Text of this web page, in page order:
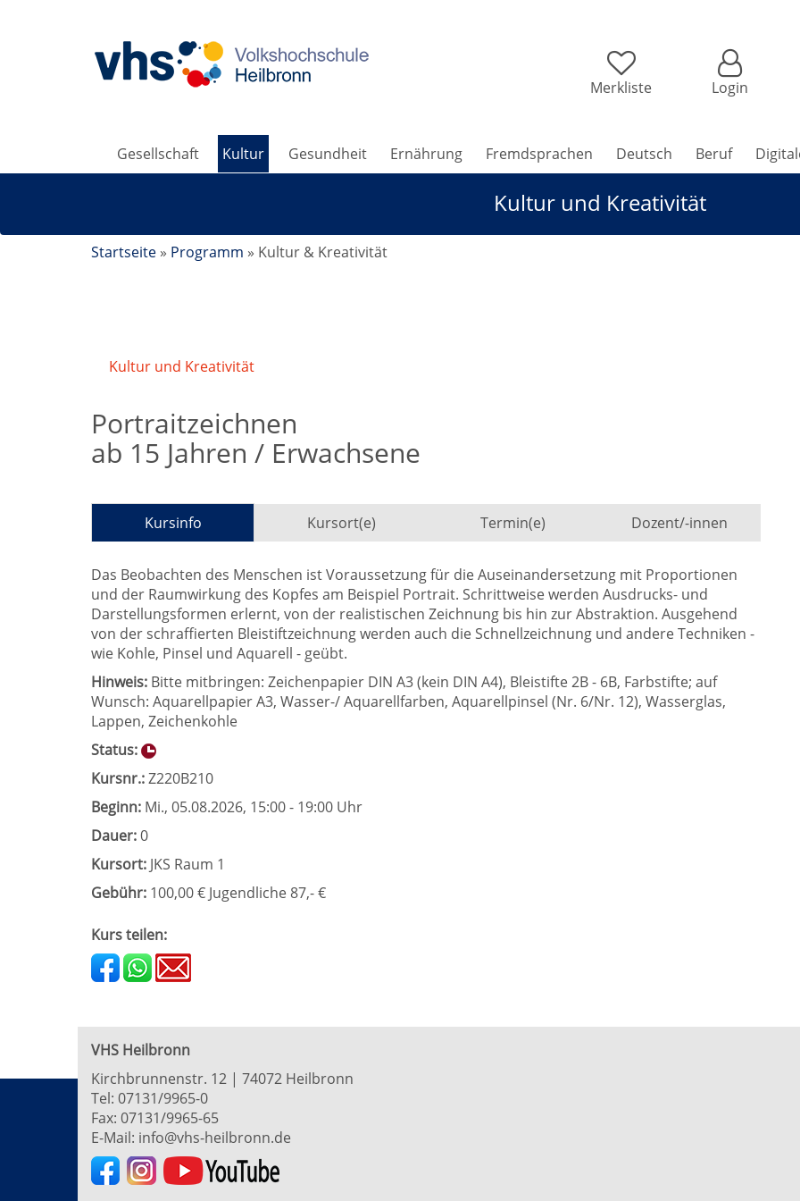
Merkliste Login
Gesellschaft Kultur Gesundheit Ernährung Fremdsprachen Deutsch Beruf
Kultur und Kreativität
Startseite » Programm » Kultur & Kreativität
Kultur und Kreativität
Portraitzeichnen
ab 15 Jahren / Erwachsene
Kursinfo Kursort(e) Termin(e) Dozent/-innen
Das Beobachten des Menschen ist Voraussetzung für die Auseinandersetzung mit Proportionen
und der Raumwirkung des Kopfes am Beispiel Portrait. Schrittweise werden Ausdrucks- und
Darstellungsformen erlernt, von der realistischen Zeichnung bis hin zur Abstraktion. Ausgehend
von der schraffierten Bleistiftzeichnung werden auch die Schnellzeichnung und andere Techniken -
wie Kohle, Pinsel und Aquarell - geübt.
Hinweis: Bitte mitbringen: Zeichenpapier DIN A3 (kein DIN A4), Bleistifte 2B - 6B, Farbstifte; auf
Wunsch: Aquarellpapier A3, Wasser-/ Aquarellfarben, Aquarellpinsel (Nr. 6/Nr. 12), Wasserglas,
Lappen, Zeichenkohle
Status:
Kursnr.:Z220B210
Beginn: Mi., 05.08.2026, 15:00 - 19:00 Uhr
Dauer:0
Kursort: JKS Raum 1
Gebühr: 100,00 € Jugendliche 87,- €
Kurs teilen:
VHS Heilbronn
Kirchbrunnenstr. 12 | 74072 Heilbronn
Tel: 07131/9965-0
Fax: 07131/9965-65
E-Mail: info@vhs-heilbronn.de